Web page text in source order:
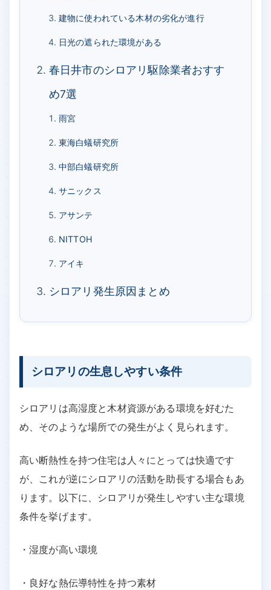
建物に使われている木材の劣化が進行
日光の遮られた環境がある
春日井市のシロアリ駆除業者おすす
め7選
雨宮
東海白蟻研究所
中部白蟻研究所
サニックス
アサンテ
NITTOH
アイキ
シロアリ発生原因まとめ
シロアリの生息しやすい条件
シロアリは高湿度と木材資源がある環境を好むた
め、そのような場所での発生がよく見られます。
高い断熱性を持つ住宅は人々にとっては快適です
が、これが逆にシロアリの活動を助長する場合もあ
ります。以下に、シロアリが発生しやすい主な環境
条件を挙げます。
・湿度が高い環境
・良好な熱伝導特性を持つ素材